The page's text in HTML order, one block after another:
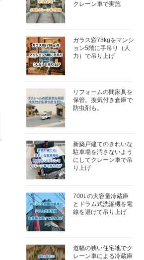
クレーン車で実施
ガラス窓78kgをマンシ
ョン5階に手吊り（人
力）で吊り上げ
リフォームの間家具を
保管。換気付き倉庫で
防虫剤も。
新築戸建てのきれいな
駐車場を汚さないよう
にしてクレーン車で吊
り上げ
700Lの大容量冷蔵庫
とドラム式洗濯機を電
線を避けて吊り上げ
道幅の狭い住宅地でク
レーン車による冷蔵庫